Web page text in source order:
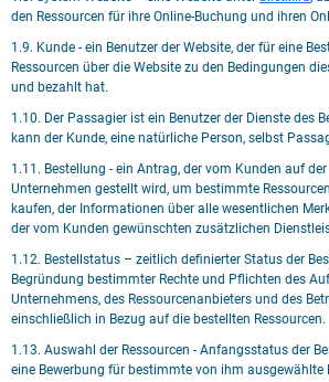
den Ressourcen für ihre Online-Buchung und ihren
1.9. Kunde - ein Benutzer der Website, der für eine
Ressourcen über die Website zu den Bedingungen
und bezahlt hat.
1.10. Der Passagier ist ein Benutzer der Dienste des
kann der Kunde, eine natürliche Person, selbst
1.11. Bestellung - ein Antrag, der vom Kunden auf
Unternehmen gestellt wird, um bestimmte
kaufen, der Informationen über alle wesentlichen
der vom Kunden gewünschten zusätzlichen
1.12. Bestellstatus – zeitlich definierter Status der
Begründung bestimmter Rechte und Pflichten des
Unternehmens, des Ressourcenanbieters und des
einschließlich in Bezug auf die bestellten Ressourcen.
1.13. Auswahl der Ressourcen - Anfangsstatus der
eine Bewerbung für bestimmte von ihm ausgewählte